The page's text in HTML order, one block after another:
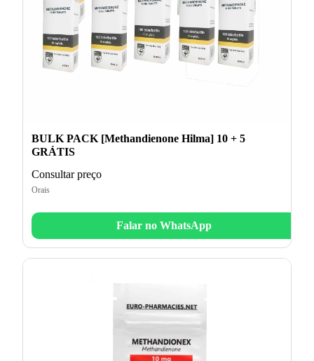
BULK PACK [Methandienone Hilma] 10 + 5
GRÁTIS
Consultar preço
Orais
Falar no WhatsApp